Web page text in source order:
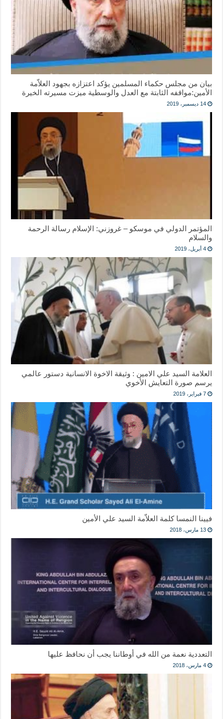
بيان من ‎مجلس حكماء المسلمين يؤكد اعتزازه بجهود العلاّمة
الأمين:مواقفه الثابتة مع العدل والوسطية ميزت مسيرته الخيرة
14 ديسمبر، 2019
المؤتمر الدولي في موسكو – غروزني: الإسلام رسالة الرحمة
والسلام
4 أبريل، 2019
العلامة السيد علي الامين : وثيقة الاخوة الانسانية دستور عالمي
يرسم صورة التعايش الأخوي
7 فبراير، 2019
فيينا النمسا كلمة العلاّمة السيد علي الأمين
13 مارس، 2018
التعددية نعمة من الله في أوطاننا يجب أن نحافظ عليها
4 مارس، 2018